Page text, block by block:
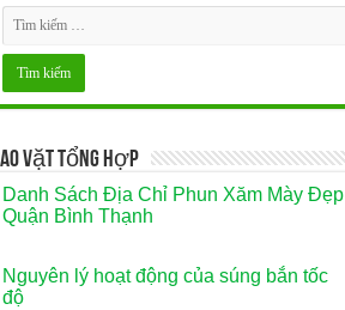
Vặt Tổng Hợp
Danh Sách Địa Chỉ Phun Xăm Mày Đẹp
Quận Bình Thạnh
Nguyên lý hoạt động của súng bắn tốc
độ